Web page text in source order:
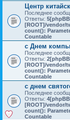
Центр
Последнее
Ответы: 5[phpBB
[ROOT]/vendor/
count():
Countable
с Днем
Последнее
Ответы: 2[phpBB
[ROOT]/vendor/
count():
Countable
с днем
Последнее
Ответы: 4[phpBB
[ROOT]/vendor/
count():
Countable